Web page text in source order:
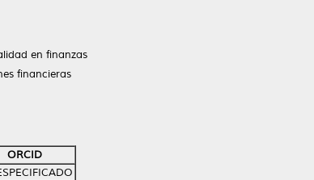
en finanzas
financieras
ORCID